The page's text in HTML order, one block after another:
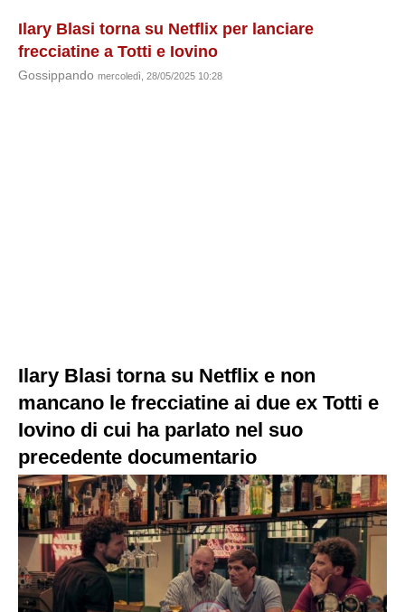
Ilary Blasi torna su Netflix per lanciare
frecciatine a Totti e Iovino
Gossippando mercoledì, 28/05/2025 10:28
Ilary Blasi torna su Netflix e non
mancano le frecciatine ai due ex Totti e
Iovino di cui ha parlato nel suo
precedente documentario